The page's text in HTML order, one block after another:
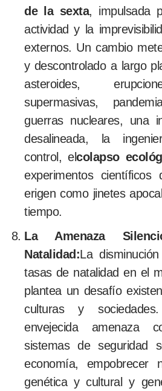
de la sexta, impulsada
actividad y la
externos. Un cambio
y descontrolado a largo
asteroides,
supermasivas,
guerras nucleares, una
desalineada, la
control, elcolapso
experimentos
erigen como jinetes
tiempo.
La Amenaza
Natalidad:La
tasas de natalidad en el
plantea un desafío
culturas y
envejecida amenaza
sistemas de seguridad
economía, empobrecer
genética y cultural y